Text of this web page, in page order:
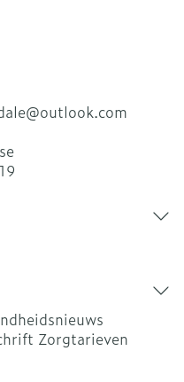
outlook.com
Zorgtarieven